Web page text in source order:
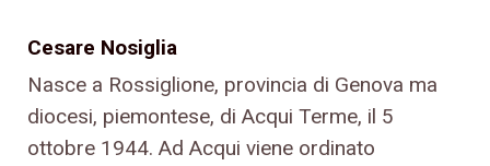
Cesare Nosiglia
Nasce a Rossiglione, provincia di Genova ma
diocesi, piemontese, di Acqui Terme, il 5
ottobre 1944. Ad Acqui viene ordinato